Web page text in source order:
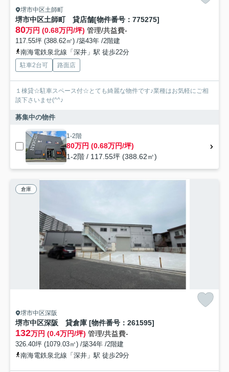
堺市中区土師町
堺市中区土師町 貸店舗[物件番号：775275]
80万円 (0.68万円/坪) 管理/共益費-
117.55坪 (388.62㎡) /築43年 /2階建
南海電鉄泉北線「深井」駅 徒歩22分
駐車2台可 路面店
１棟貸☆駐車スペース付☆とても綺麗な物件です♪業種はお気軽にご相
談下さいませ(^^♪
募集中の物件
1-2階
80万円 (0.68万円/坪)
1-2階 / 117.55坪 (388.62㎡)
倉庫
堺市中区深阪
堺市中区深阪 貸倉庫 [物件番号：261595]
132万円 (0.4万円/坪) 管理/共益費-
326.40坪 (1079.03㎡) /築34年 /2階建
南海電鉄泉北線「深井」駅 徒歩29分